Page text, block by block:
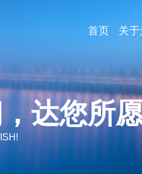
首页 关于
达您所